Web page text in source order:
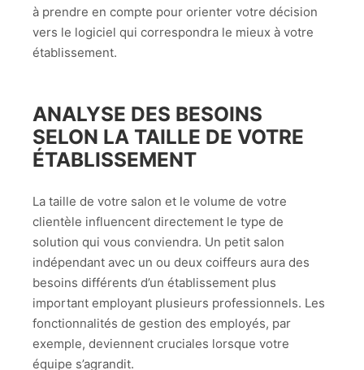
à prendre en compte pour orienter votre décision
vers le logiciel qui correspondra le mieux à votre
établissement.
ANALYSE DES BESOINS
SELON LA TAILLE DE VOTRE
ÉTABLISSEMENT
La taille de votre salon et le volume de votre
clientèle influencent directement le type de
solution qui vous conviendra. Un petit salon
indépendant avec un ou deux coiffeurs aura des
besoins différents d’un établissement plus
important employant plusieurs professionnels. Les
fonctionnalités de gestion des employés, par
exemple, deviennent cruciales lorsque votre
équipe s’agrandit.